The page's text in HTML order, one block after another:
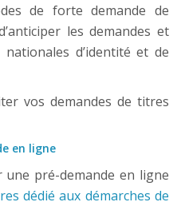
de forte demande de
les demandes et
d’identité et de
vos demandes de titres
en ligne
pré-demande en ligne
dédié aux démarches de